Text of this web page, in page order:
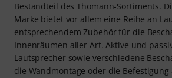
Bestandteil des Thomann-Sortiments.
Marke bietet vor allem eine Reihe an
entsprechendem Zubehör für die
Innenräumen aller Art. Aktive und
Lautsprecher sowie verschiedene
die Wandmontage oder die